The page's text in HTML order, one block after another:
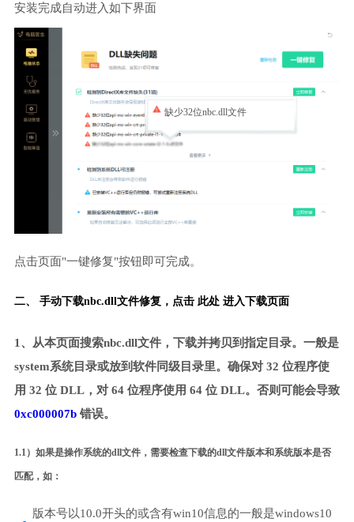
安装完成自动进入如下界面
缺少32位nbc.dll文件
点击页面"一键修复"按钮即可完成。
二、 手动下载nbc.dll文件修复， 点击 此处 进入下载页面
1、从本页面搜索nbc.dll文件，下载并拷贝到指定目录。一般是
system系统目录或放到软件同级目录里。确保对 32 位程序使
用 32 位 DLL，对 64 位程序使用 64 位 DLL。否则可能会导致
0xc000007b错误。
1.1）如果是操作系统的dll文件，需要检查下载的dll文件版本和系统版本是否
匹配，如：
版本号以10.0开头的或含有win10信息的一般是windows10